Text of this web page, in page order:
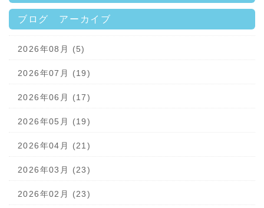
ブログ アーカイブ
2026年08月 (5)
2026年07月 (19)
2026年06月 (17)
2026年05月 (19)
2026年04月 (21)
2026年03月 (23)
2026年02月 (23)